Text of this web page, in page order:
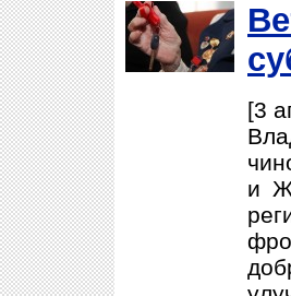
[3
и